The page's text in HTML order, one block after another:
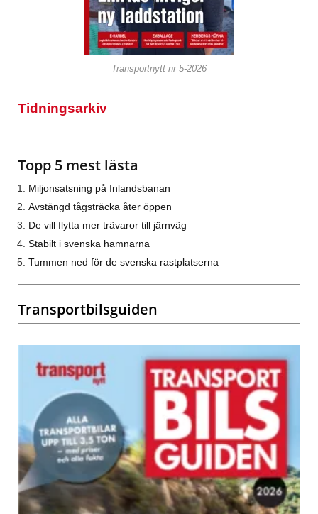
Transportnytt nr 5-2026
Tidningsarkiv
Topp 5 mest lästa
Miljonsatsning på Inlandsbanan
Avstängd tågsträcka åter öppen
De vill flytta mer trävaror till järnväg
Stabilt i svenska hamnarna
Tummen ned för de svenska rastplatserna
Transportbilsguiden